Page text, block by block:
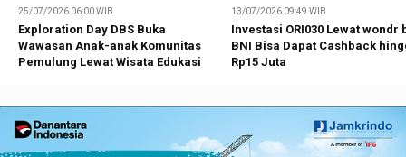
25/07/2026 06:00 WIB
Exploration Day DBS Buka
Wawasan Anak-anak Komunitas
Pemulung Lewat Wisata Edukasi
13/07/2026 09:49 WIB
Investasi ORI030 Lewat wondr
BNI Bisa Dapat Cashback
Rp15 Juta